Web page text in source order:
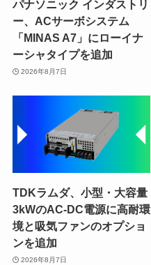
パナソニック インダストリ
ー、ACサーボシステム
「MINAS A7」にローイナ
ーシャタイプを追加
2026年8月7日
TDKラムダ、小型・大容量
3kWのAC-DC電源に高耐環
境と吸気ファンのオプショ
ンを追加
2026年8月7日